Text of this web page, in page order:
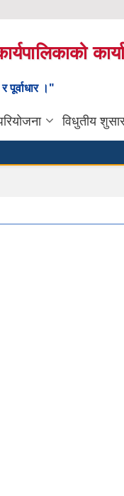
पूर्वाधार ।"
विधुतीय